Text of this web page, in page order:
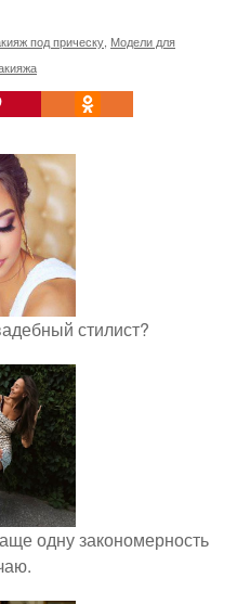
под прическу, Модели для
стилист?
одну закономерность